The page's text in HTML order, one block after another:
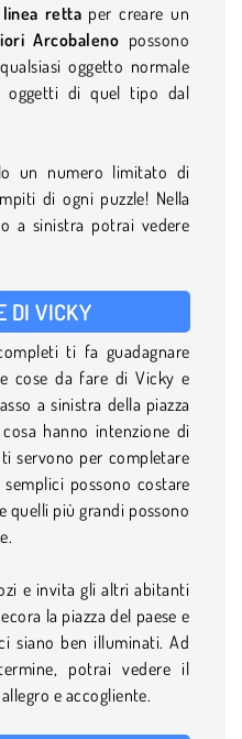
retta per creare un
Arcobaleno possono
oggetto normale
oggetti di quel tipo dal
un numero limitato di
di ogni puzzle! Nella
a sinistra potrai vedere
DI VICKY
ti fa guadagnare
cose da fare di Vicky e
a sinistra della piazza
hanno intenzione di
servono per completare
possono costare
quelli più grandi possono
e invita gli altri abitanti
la piazza del paese e
siano ben illuminati. Ad
potrai vedere il
e accogliente.